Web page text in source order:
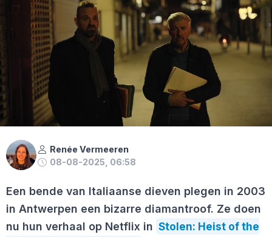
Renée Vermeeren
08-08-2025, 06:58
Een bende van Italiaanse dieven plegen in 2003
in Antwerpen een bizarre diamantroof. Ze doen
nu hun verhaal op Netflix in Stolen: Heist of the